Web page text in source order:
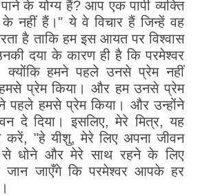
के योग्य हैं? आप एक पापी व्यक्ति
हैं।" ये वे विचार हैं जिन्हें वह
है ताकि हम इस आयत पर विश्वास
दया के कारण ही है कि परमेश्वर
हमने पहले उनसे प्रेम नहीं
हमसे प्रेम किया। और हम उनसे प्रेम
पहले हमसे प्रेम किया। और उन्होंने
दे दिया। इसलिए, मेरे मित्र, यह
करें, "हे यीशु, मेरे लिए अपना जीवन
धोने और मेरे साथ रहने के लिए
जाएँगे कि परमेश्वर आपके हर